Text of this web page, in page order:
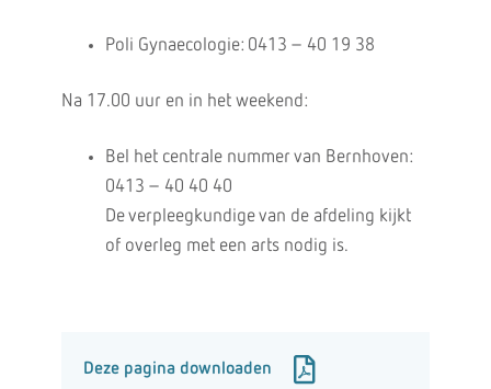
Poli Gynaecologie: 0413 – 40 19 38
Na 17.00 uur en in het weekend:
Bel het centrale nummer van Bernhoven:
0413 – 40 40 40
De verpleegkundige van de afdeling kijkt
of overleg met een arts nodig is.
Deze pagina downloaden